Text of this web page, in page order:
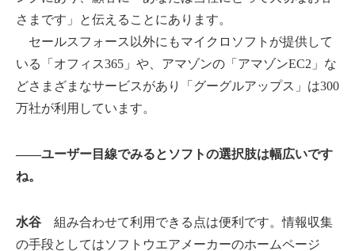
さまです」と伝えることにあります。
セールスフォース以外にもマイクロソフトが提供して
いる「オフィス365」や、アマゾンの「アマゾンEC2」な
どさまざまなサービスがあり「グーグルアップス」は300
万社が利用しています。
――ユーザー目線でみるとソフトの選択肢は幅広いです
ね。
水谷 組み合わせて利用できる点は便利です。情報収集
の手段としてはソフトウエアメーカーのホームページ